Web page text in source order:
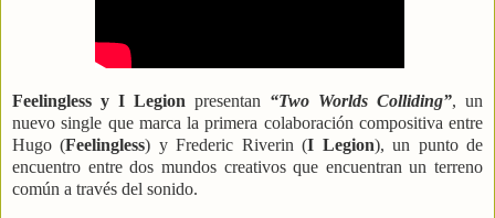
Feelingless y I Legion presentan “Two Worlds Colliding”, un
nuevo single que marca la primera colaboración compositiva entre
Hugo (Feelingless) y Frederic Riverin (I Legion), un punto de
encuentro entre dos mundos creativos que encuentran un terreno
común a través del sonido.